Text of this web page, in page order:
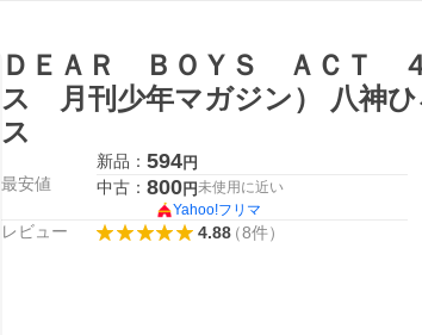
ＤＥＡＲ ＢＯＹＳ ＡＣＴ
ス 月刊少年マガジン） 八神ひ
ス
最安値
新品： 594円
中古： 800円未使用に近い
Yahoo!フリマ
レビュー 4.88（8件）